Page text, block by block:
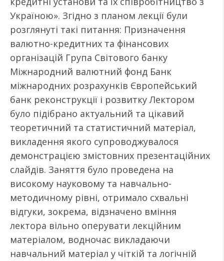
Україною». Згідно з планом лекції були
розглянуті такі питання: Призначення
валютно-кредитних та фінансових
організацій Група Світового банку
Міжнародний валютний фонд Банк
міжнародних розрахунків Європейський
банк реконструкції і розвитку Лектором
було підібрано актуальний та цікавий
теоретичний та статистичний матеріал,
викладення якого супроводжувалося
демонстрацією змістовних презентаційних
слайдів. Заняття було проведена на
високому науковому та навчально-
методичному рівні, отримало схвальні
відгуки, зокрема, відзначено вміння
лектора вільно оперувати лекційним
матеріалом, водночас викладаючи
навчальний матеріал у чіткій та логічній